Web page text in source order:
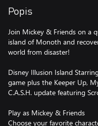
Popis
Join Mickey & Friends on a
island of Monoth and
world from disaster!
Disney Illusion Island
game plus the Keeper Up,
C.A.S.H. update featuring
Play as Mickey & Friends
Choose your favorite